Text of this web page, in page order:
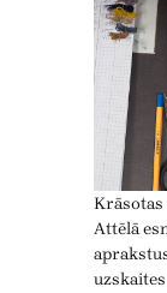
Krāsotas
Attēlā